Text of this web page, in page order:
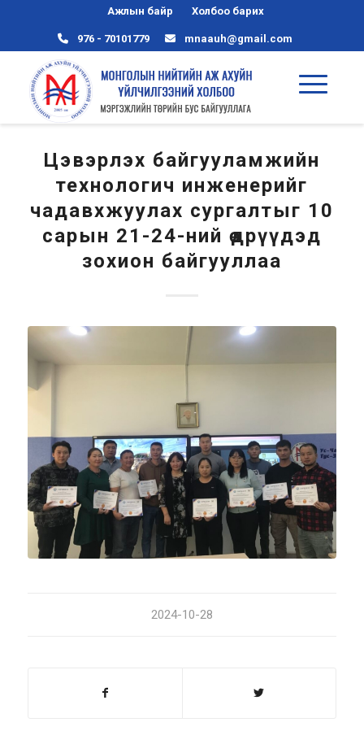
Ажлын байр Холбоо барих
976 - 70101779 mnaauh@gmail.com
Цэвэрлэх байгууламжийн
технологич инженерийг
чадавхжуулах сургалтыг 10
сарын 21-24-ний өдрүүдэд
зохион байгууллаа
2024-10-28